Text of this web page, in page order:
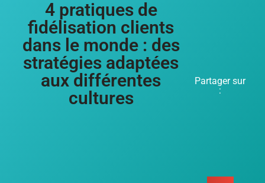
4 pratiques de
fidélisation clients
dans le monde : des
stratégies adaptées
aux différentes
cultures
Partager sur
: